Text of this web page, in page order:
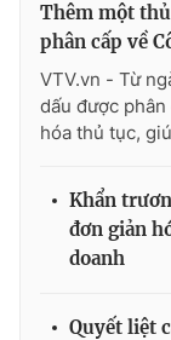
® Cấm sao chép
thuận bằng văn
thông tin từ
Thêm một
phân cấp về
VTV.vn - Từ
dấu được
hóa thủ tục,
Khẩn
đơn giản
doanh
Quyết liệt